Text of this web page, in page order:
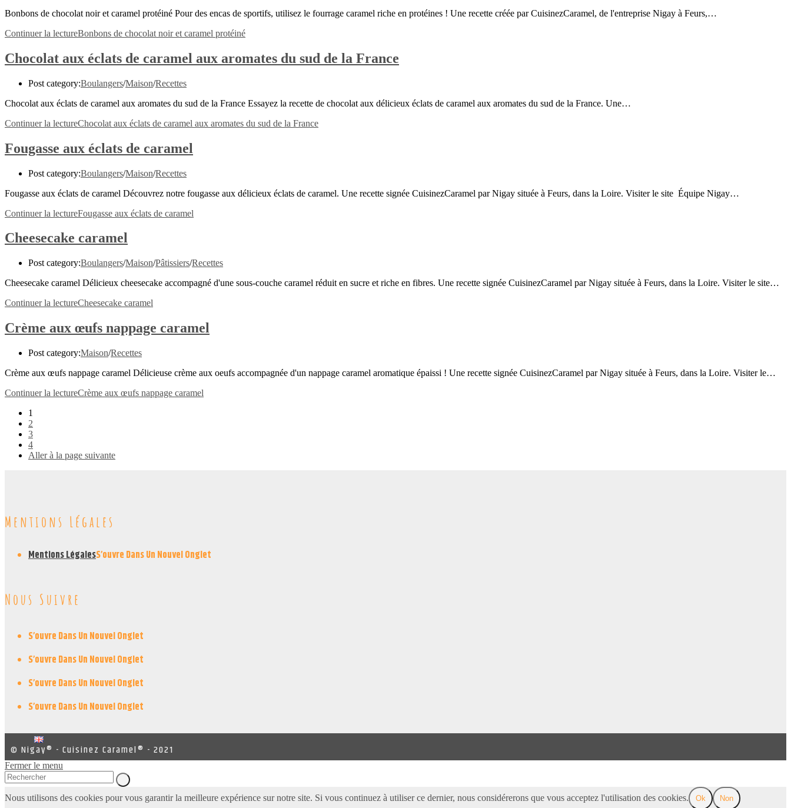
Bonbons de chocolat noir et caramel protéiné Pour des encas de sportifs, utilisez le fourrage caramel riche en protéines ! Une recette créée par CuisinezCaramel, de l'entreprise Nigay à Feurs,…
Continuer la lectureBonbons de chocolat noir et caramel protéiné
Chocolat aux éclats de caramel aux aromates du sud de la France
Post category:Boulangers/Maison/Recettes
Chocolat aux éclats de caramel aux aromates du sud de la France Essayez la recette de chocolat aux délicieux éclats de caramel aux aromates du sud de la France. Une…
Continuer la lectureChocolat aux éclats de caramel aux aromates du sud de la France
Fougasse aux éclats de caramel
Post category:Boulangers/Maison/Recettes
Fougasse aux éclats de caramel Découvrez notre fougasse aux délicieux éclats de caramel. Une recette signée CuisinezCaramel par Nigay située à Feurs, dans la Loire. Visiter le site Équipe Nigay…
Continuer la lectureFougasse aux éclats de caramel
Cheesecake caramel
Post category:Boulangers/Maison/Pâtissiers/Recettes
Cheesecake caramel Délicieux cheesecake accompagné d'une sous-couche caramel réduit en sucre et riche en fibres. Une recette signée CuisinezCaramel par Nigay située à Feurs, dans la Loire. Visiter le site…
Continuer la lectureCheesecake caramel
Crème aux œufs nappage caramel
Post category:Maison/Recettes
Crème aux œufs nappage caramel Délicieuse crème aux oeufs accompagnée d'un nappage caramel aromatique épaissi ! Une recette signée CuisinezCaramel par Nigay située à Feurs, dans la Loire. Visiter le…
Continuer la lectureCrème aux œufs nappage caramel
1
2
3
4
Aller à la page suivante
Mentions Légales
Mentions LégalesS’ouvre Dans Un Nouvel Onglet
Nous Suivre
S’ouvre Dans Un Nouvel Onglet
S’ouvre Dans Un Nouvel Onglet
S’ouvre Dans Un Nouvel Onglet
S’ouvre Dans Un Nouvel Onglet
© Nigay® - Cuisinez Caramel® - 2021
Fermer le menu
Nous utilisons des cookies pour vous garantir la meilleure expérience sur notre site. Si vous continuez à utiliser ce dernier, nous considérerons que vous acceptez l'utilisation des cookies. Ok Non